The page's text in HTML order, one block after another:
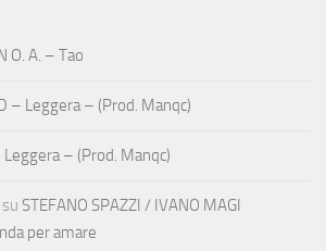
O. A. – Tao
– Leggera – (Prod. Manqc)
Leggera – (Prod. Manqc)
su STEFANO SPAZZI / IVANO MAGI
per amare